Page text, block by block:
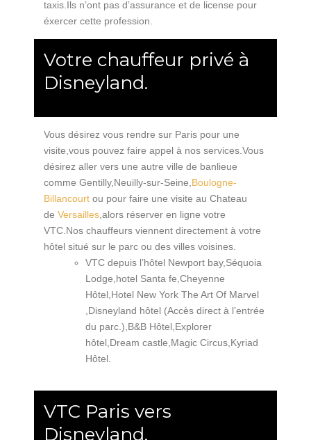
taxis.Ils n’ont pas d’assurance et de license pour
éxercer cette profession.
Votre chauffeur privé à
Disneyland.
Vous désirez vous rendre sur Paris pour une
visite,vous pouvez faire appel à nos services.Vous
désirez aller vers une autre ville de banlieue
comme Gentilly,Neuilly-sur-Seine, Boulogne-
Billancourt ou pour faire une visite au Chateau
de Versailles ,alors réserver en ligne votre
VTC.Nos chauffeurs viennent directement à votre
hôtel situé sur le parc ou des villes voisines.
VTC depuis l’hôtel Newport bay,Séquoia
Lodge,hotel Santa fe,Cheyenne
Hôtel,Hotel New York The Art Of Marvel
,Disneyland hôtel (Accès direct à l’entrée
du parc.),B&B Hôtel,Explorer
hôtel,Dream castle,Magic Circus,Kyriad
Hôtel.
VTC Paris vers
Disneyland.